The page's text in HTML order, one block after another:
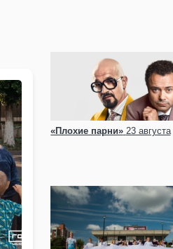
«Плохие парни» 23 августа